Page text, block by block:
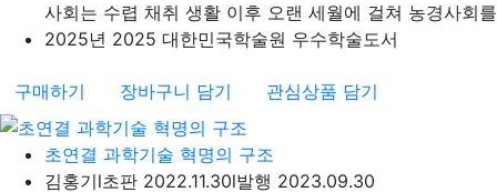
사회는 수렵 채취 생활 이후 오랜 세월에 걸쳐 농경사회
2025년 2025 대한민국학술원 우수학술도서
구매하기 장바구니 담기 관심상품 담기
초연결 과학기술 혁명의 구조
김홍기l초판 2022.11.30l발행 2023.09.30